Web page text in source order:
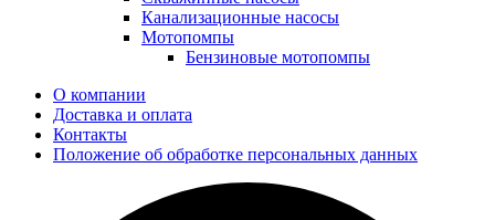
Канализационные насосы
Мотопомпы
Бензиновые мотопомпы
О компании
Доставка и оплата
Контакты
Положение об обработке персональных данных